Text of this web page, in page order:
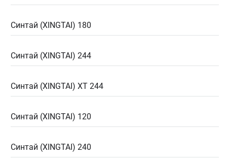
Синтай (XINGTAI) 180
Синтай (XINGTAI) 244
Синтай (XINGTAI) XT 244
Синтай (XINGTAI) 120
Синтай (XINGTAI) 240